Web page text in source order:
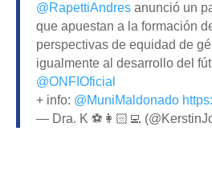
@RapettiAndres anunció un
que apuestan a la formación
perspectivas de equidad de
igualmente al desarrollo del
@ONFIOficial
+ info: @MuniMaldonado
— Dra. K ⚽️👩🏻‍💻